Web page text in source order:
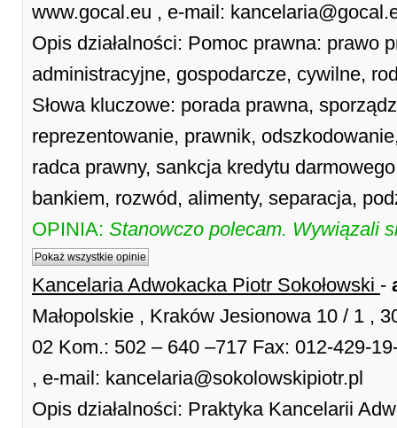
www.gocal.eu , e-mail:
Opis działalności: Pomoc prawna: prawo
administracyjne, gospodarcze, cywilne,
Słowa kluczowe: porada prawna,
reprezentowanie, prawnik,
radca prawny, sankcja kredytu
bankiem, rozwód, alimenty, separacja,
OPINIA: Stanowczo polecam. Wywiązali
Pokaż wszystkie opinie
Kancelaria Adwokacka Piotr Sokołowski -
Małopolskie , Kraków Jesionowa 10 / 1 ,
02 Kom.: 502 – 640 –717 Fax: 012-429-
, e-mail: kancelaria@sokolowskipiotr.pl
Opis działalności: Praktyka Kancelarii